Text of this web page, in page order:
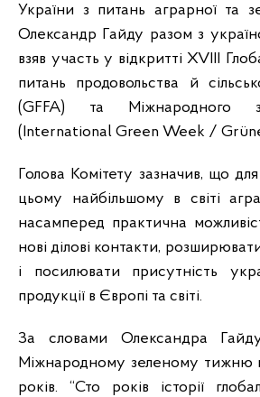
України з питань аграрної та
Олександр Гайду разом з
взяв участь у відкритті XVIII
питань продовольства й
(GFFA) та Міжнародного
(International Green Week /
Голова Комітету зазначив, що
цьому найбільшому в світі
насамперед практична
нові ділові контакти,
і посилювати присутність
продукції в Європі та світі.
За словами Олександра
Міжнародному зеленому тижню
років. “Сто років історії